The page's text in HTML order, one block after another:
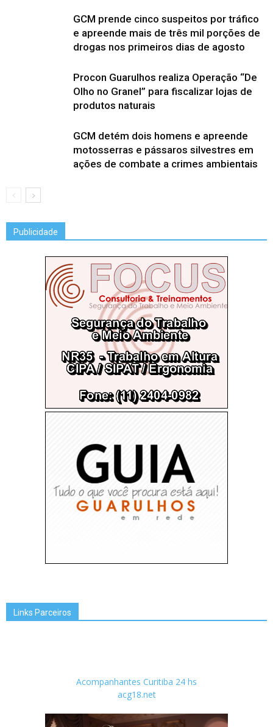
GCM prende cinco suspeitos por tráfico
e apreende mais de três mil porções de
drogas nos primeiros dias de agosto
Procon Guarulhos realiza Operação “De
Olho no Granel” para fiscalizar lojas de
produtos naturais
GCM detém dois homens e apreende
motosserras e pássaros silvestres em
ações de combate a crimes ambientais
Publicidade
Links Parceiros
Acompanhantes Curitiba 24 hs
acg18.net